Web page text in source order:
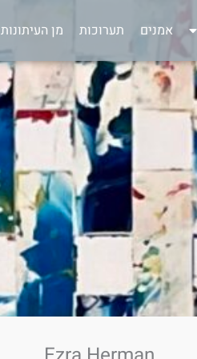
אמנים תערוכות מן העיתונות